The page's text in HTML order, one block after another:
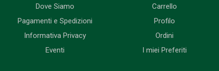
Dove Siamo
Pagamenti e Spedizioni
Informativa Privacy
Eventi
Carrello
Profilo
Ordini
I miei Preferiti